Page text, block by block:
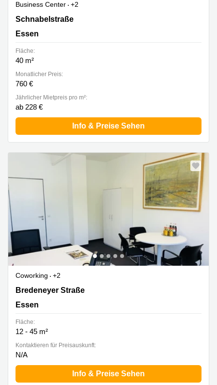
Business Center
+2
Schnabelstraße 1, Essen
Schnabelstraße
Essen
Fläche:
40 m²
Monatlicher Preis:
760 €
Jährlicher Mietpreis pro m²:
ab 228 €
Info & Preise Sehen
Coworking
+2
Bredeneyer Straße 2B, Essen
Bredeneyer Straße
Essen
Fläche:
12 - 45 m²
Kontaktieren für Preisauskunft:
N/A
Info & Preise Sehen